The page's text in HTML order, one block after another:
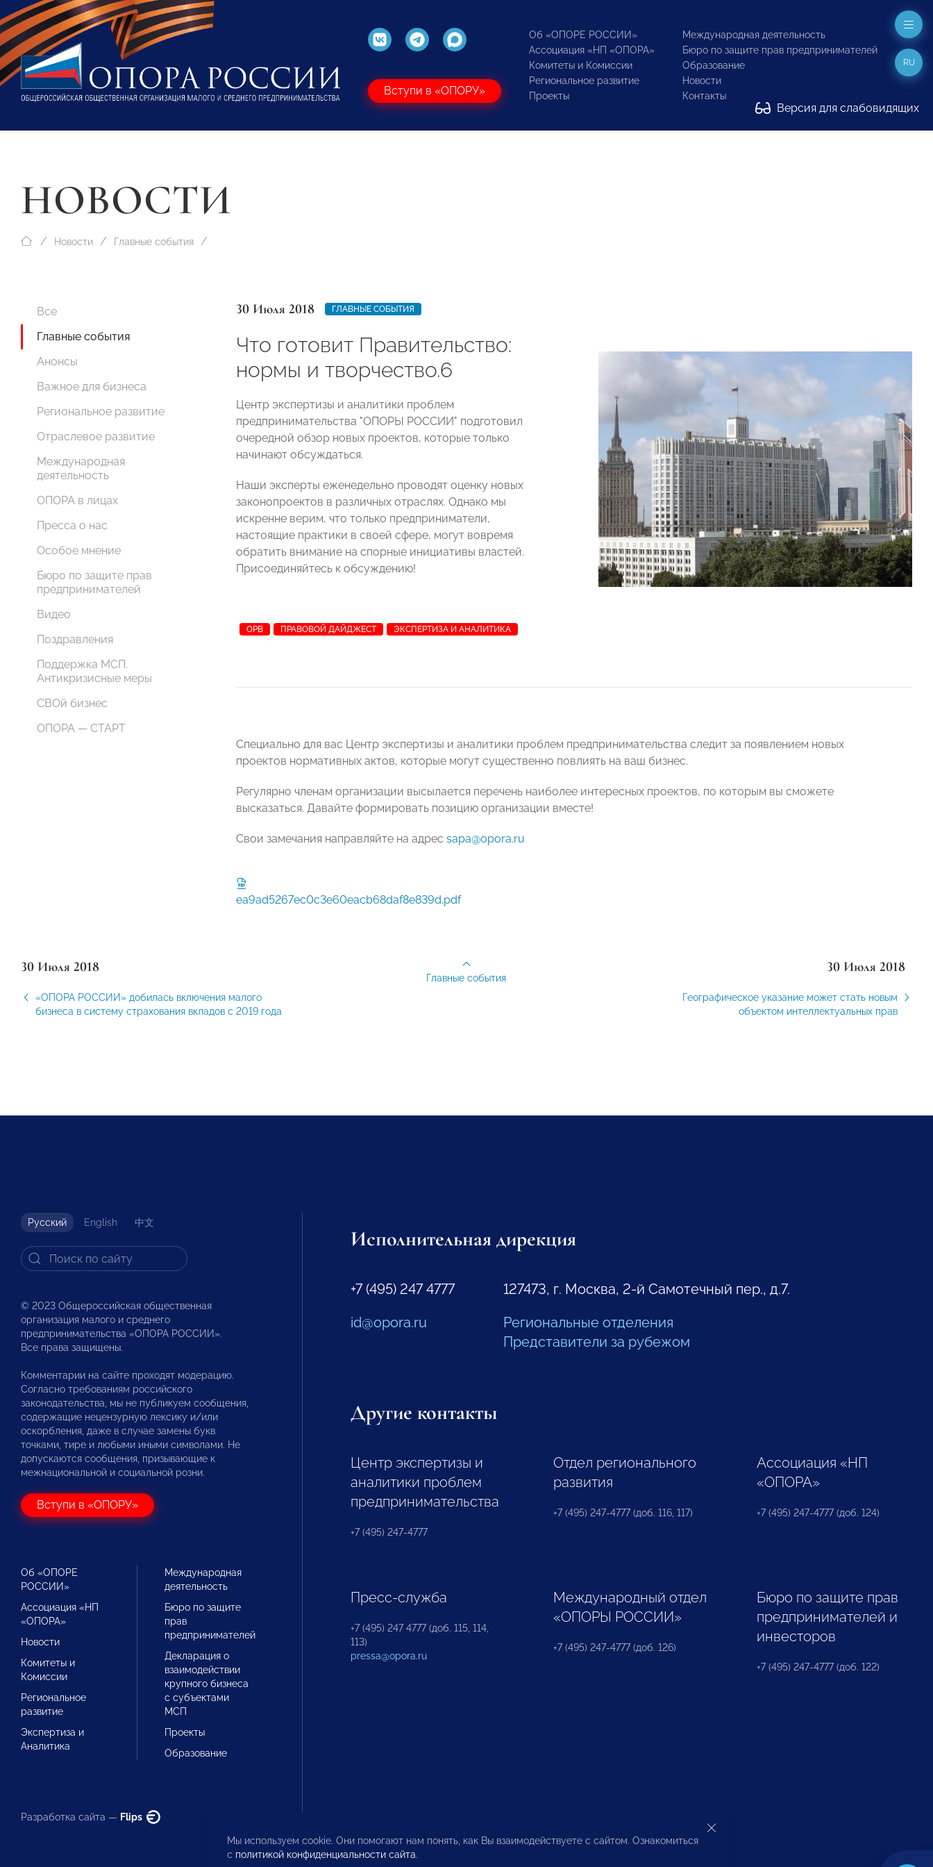
Вступи в «ОПОРУ»
Об «ОПОРЕ РОССИИ»
Ассоциация «НП «ОПОРА»
Комитеты и Комиссии
Региональное развитие
Проекты
Международная деятельность
Бюро по защите прав предпринимателей
Образование
Новости
Контакты
Версия для слабовидящих
RU
НОВОСТИ
Новости Главные события
Все
Главные события
Анонсы
Важное для бизнеса
Региональное развитие
Отраслевое развитие
Международная
деятельность
ОПОРА в лицах
Пресса о нас
Особое мнение
Бюро по защите прав
предпринимателей
Видео
Поздравления
Поддержка МСП.
Антикризисные меры
СВОй бизнес
ОПОРА — СТАРТ
30 Июля 2018 ГЛАВНЫЕ СОБЫТИЯ
Что готовит Правительство:
нормы и творчество.6
Центр экспертизы и аналитики проблем
предпринимательства "ОПОРЫ РОССИИ" подготовил
очередной обзор новых проектов, которые только
начинают обсуждаться.
Наши эксперты еженедельно проводят оценку новых
законопроектов в различных отраслях. Однако мы
искренне верим, что только предприниматели,
настоящие практики в своей сфере, могут вовремя
обратить внимание на спорные инициативы властей.
Присоединяйтесь к обсуждению!
ОРВ ПРАВОВОЙ ДАЙДЖЕСТ ЭКСПЕРТИЗА И АНАЛИТИКА
Специально для вас Центр экспертизы и аналитики проблем предпринимательства следит за появлением новых
проектов нормативных актов, которые могут существенно повлиять на ваш бизнес.
Регулярно членам организации высылается перечень наиболее интересных проектов, по которым вы сможете
высказаться. Давайте формировать позицию организации вместе!
Свои замечания направляйте на адрес sapa@opora.ru
ea9ad5267ec0c3e60eacb68daf8e839d.pdf
30 Июля 2018
«ОПОРА РОССИИ» добилась включения малого
бизнеса в систему страхования вкладов с 2019 года
30 Июля 2018
Географическое указание может стать новым
объектом интеллектуальных прав
Главные события
Русский English 中文
© 2023 Общероссийская общественная
организация малого и среднего
предпринимательства «ОПОРА РОССИИ».
Все права защищены.
Комментарии на сайте проходят модерацию.
Согласно требованиям российского
законодательства, мы не публикуем сообщения,
содержащие нецензурную лексику и/или
оскорбления, даже в случае замены букв
точками, тире и любыми иными символами. Не
допускаются сообщения, призывающие к
межнациональной и социальной розни.
Вступи в «ОПОРУ»
Об «ОПОРЕ
РОССИИ»
Ассоциация «НП
«ОПОРА»
Новости
Комитеты и
Комиссии
Региональное
развитие
Экспертиза и
Аналитика
Международная
деятельность
Бюро по защите
прав
предпринимателей
Декларация о
взаимодействии
крупного бизнеса
с субъектами
МСП
Проекты
Образование
Разработка сайта — Flips
Исполнительная дирекция
+7 (495) 247 4777
id@opora.ru
127473, г. Москва, 2-й Самотечный пер., д.7.
Региональные отделения
Представители за рубежом
Другие контакты
Центр экспертизы и
аналитики проблем
предпринимательства
+7 (495) 247-4777
Отдел регионального
развития
+7 (495) 247-4777 (доб. 116, 117)
Ассоциация «НП
«ОПОРА»
+7 (495) 247-4777 (доб. 124)
Пресс-служба
+7 (495) 247 4777 (доб. 115, 114,
113)
pressa@opora.ru
Международный отдел
«ОПОРЫ РОССИИ»
+7 (495) 247-4777 (доб. 126)
Бюро по защите прав
предпринимателей и
инвесторов
+7 (495) 247-4777 (доб. 122)
Мы используем cookie. Они помогают нам понять, как Вы взаимодействуете с сайтом. Ознакомиться
с политикой конфиденциальности сайта.